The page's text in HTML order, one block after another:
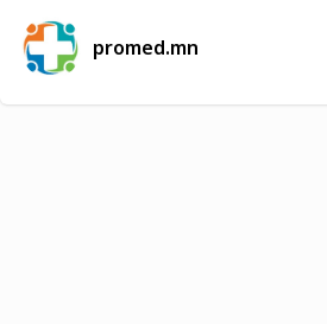
promed.mn